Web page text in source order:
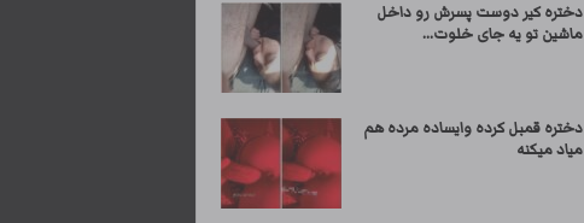
دختره کیر دوست پسرش رو داخل
ماشین تو یه جای خلوت...
دختره قمبل کرده وایساده مرده هم
میاد میکنه